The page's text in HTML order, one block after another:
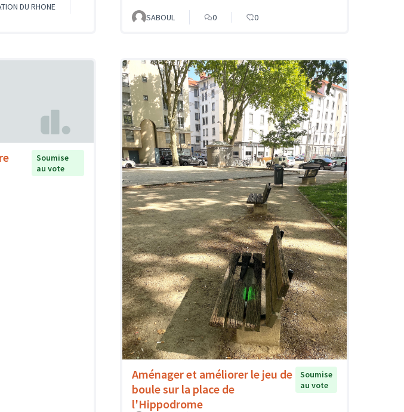
DU RHONE
SABOUL 0 0
Soumise
au vote
Aménager et améliorer le jeu de
boule sur la place de
l'Hippodrome
Soumise
au vote